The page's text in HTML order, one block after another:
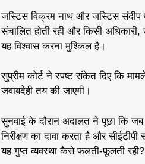
जस्टिस विक्रम नाथ और जस्टिस संदीप
संचालित होती रही और किसी
यह विश्वास करना मुश्किल है।
सुप्रीम कोर्ट ने स्पष्ट संकेत दिए कि
जवाबदेही तय की जाएगी।
सुनवाई के दौरान अदालत ने पूछा कि जब
निरीक्षण का दावा करता है और
यह गुप्त व्यवस्था कैसे फलती-फूलती रही?